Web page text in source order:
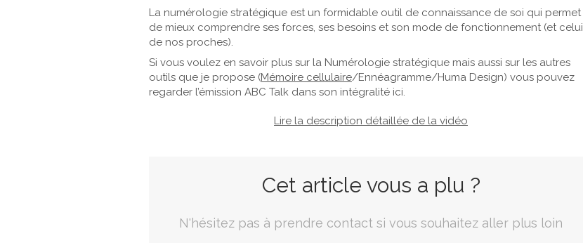
La numérologie stratégique est un formidable outil de connaissance de soi qui permet
de mieux comprendre ses forces, ses besoins et son mode de fonctionnement (et celui
de nos proches).
Si vous voulez en savoir plus sur la Numérologie stratégique mais aussi sur les autres
outils que je propose (Mémoire cellulaire/Ennéagramme/Huma Design) vous pouvez
regarder l’émission ABC Talk dans son intégralité ici.
Lire la description détaillée de la vidéo
Cet article vous a plu ?
N'hésitez pas à prendre contact si vous souhaitez aller plus loin